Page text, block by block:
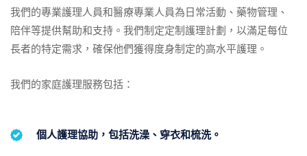
我們的專業護理人員和醫療專業人員為日常活動、藥物管理、
陪伴等提供幫助和支持。我們制定定制護理計劃，以滿足每位
長者的特定需求，確保他們獲得度身制定的高水平護理。
我們的家庭護理服務包括：
個人護理協助，包括洗澡、穿衣和梳洗。